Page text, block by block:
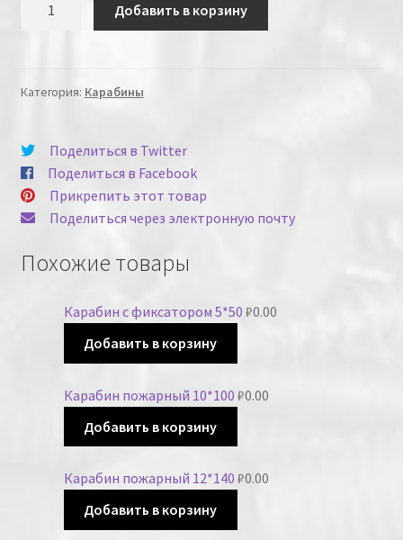
Добавить в корзину
Категория: Карабины
Поделиться в Twitter
Поделиться в Facebook
Прикрепить этот товар
Поделиться через электронную почту
Похожие товары
Карабин с фиксатором 5*50 ₽0.00
Добавить в корзину
Карабин пожарный 10*100 ₽0.00
Добавить в корзину
Карабин пожарный 12*140 ₽0.00
Добавить в корзину